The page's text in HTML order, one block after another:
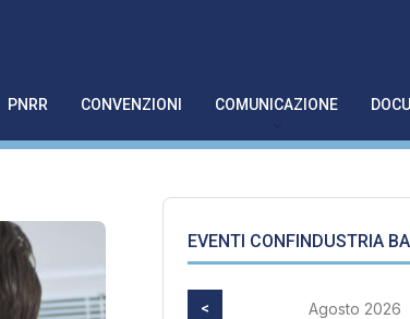
PNRR CONVENZIONI COMUNICAZIONE
EVENTI CONFINDUSTRIA
< Agosto 2026